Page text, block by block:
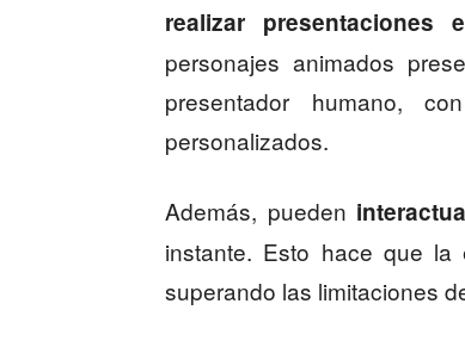
realizar presentaciones
personajes animados
presentador humano,
personalizados.
Además, pueden
instante. Esto hace que la
superando las limitaciones